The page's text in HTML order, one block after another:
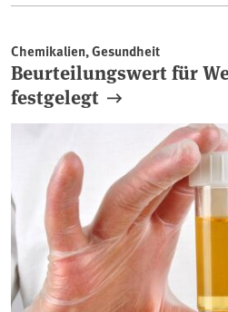
Chemikalien, Gesundheit
Beurteilungswert für
festgelegt